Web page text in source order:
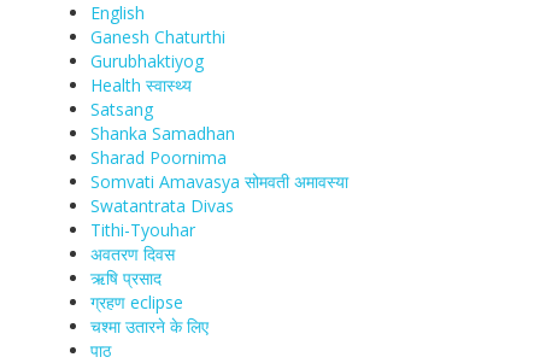
English
Ganesh Chaturthi
Gurubhaktiyog
Health स्वास्‍थ्‍य
Satsang
Shanka Samadhan
Sharad Poornima
Somvati Amavasya सोमवती अमावस्या
Swatantrata Divas
Tithi-Tyouhar
अवतरण दिवस
ऋषि प्रसाद
ग्रहण eclipse
चश्मा‍ उतारने के लिए
पाठ